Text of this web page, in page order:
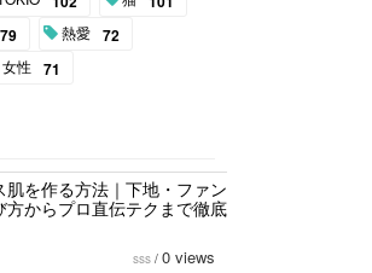
79 熱愛 72
女性 71
肌を作る方法｜下地・ファン
方からプロ直伝テクまで徹底
sss / 0 views